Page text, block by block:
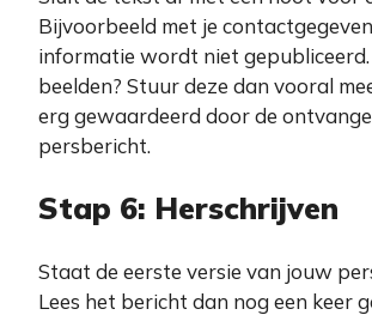
Bijvoorbeeld met je
informatie wordt niet gepubliceerd.
beelden? Stuur deze dan vooral
erg gewaardeerd door de
persbericht.
Stap 6: Herschrijven
Staat de eerste versie van jouw
Lees het bericht dan nog een keer